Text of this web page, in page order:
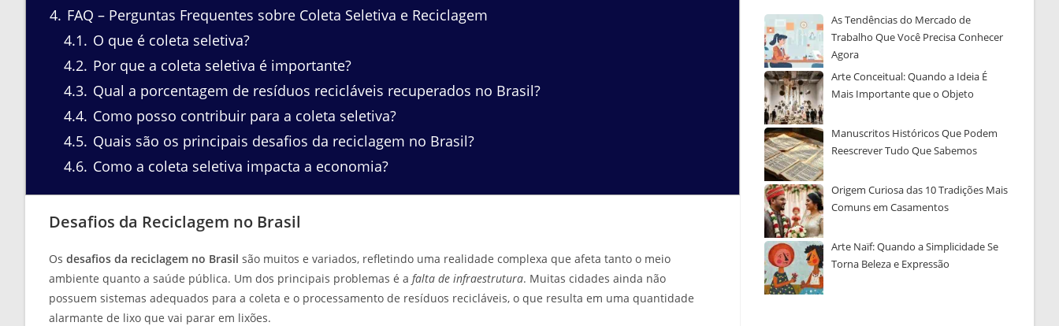
4 FAQ – Perguntas Frequentes sobre Coleta Seletiva e Reciclagem
4.1
O que é coleta seletiva?
4.2 Por que a coleta seletiva é importante?
4.3 Qual a porcentagem de resíduos recicláveis recuperados no Brasil?
4.4 Como posso contribuir para a coleta seletiva?
4.5 Quais são os principais desafios da reciclagem no Brasil?
4.6 Como a coleta seletiva impacta a economia?
Desafios da Reciclagem no Brasil
Os desafios da reciclagem no Brasil são muitos e variados, refletindo uma realidade complexa que afeta tanto o meio
ambiente quanto a saúde pública. Um dos principais problemas é a falta de infraestrutura. Muitas cidades ainda não
possuem sistemas adequados para a coleta e o processamento de resíduos recicláveis, o que resulta em uma quantidade
alarmante de lixo que vai parar em lixões.
As Tendências do Mercado de
Trabalho Que Você Precisa Conhecer
Agora
Arte Conceitual: Quando a Ideia É
Mais Importante que o Objeto
Manuscritos Históricos Que Podem
Reescrever Tudo Que Sabemos
Origem Curiosa das 10 Tradições Mais
Comuns em Casamentos
Arte Naïf: Quando a Simplicidade Se
Torna Beleza e Expressão